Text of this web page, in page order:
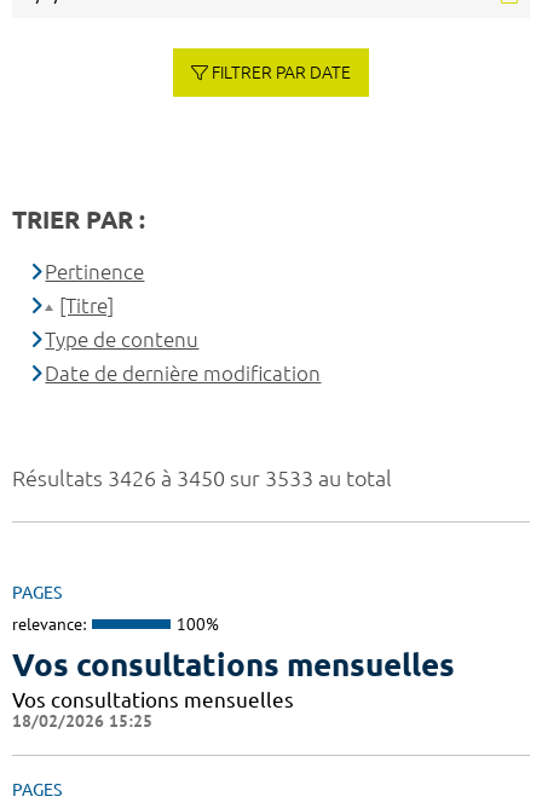
Résultats 3426 à 3450 sur 3533 au total
PAGES
relevance: 100%
Vos consultations mensuelles
Vos consultations mensuelles
18/02/2026 15:25
PAGES
FILTRER PAR DATE
TRIER PAR :
Pertinence
[Titre]
Type de contenu
Date de dernière modification